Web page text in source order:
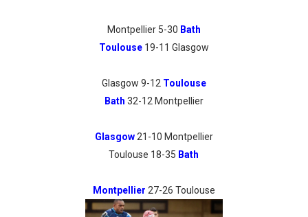
Montpellier 5-30 Bath
Toulouse 19-11 Glasgow
Glasgow 9-12 Toulouse
Bath 32-12 Montpellier
Glasgow 21-10 Montpellier
Toulouse 18-35 Bath
Montpellier 27-26 Toulouse